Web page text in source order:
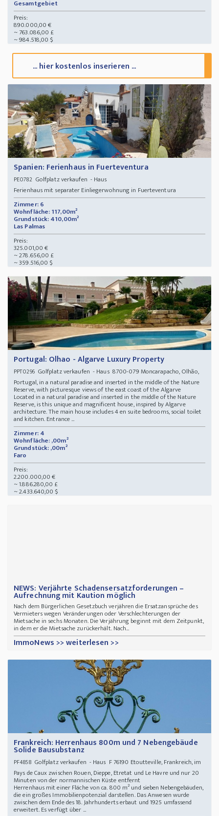
Gesamtgebiet
Preis:
890.000,00 €
~ 763.086,00 £
~ 984.518,00 $
... hier kostenlos inserieren ...
Spanien: Ferienhaus in Fuerteventura
PE0782Golfplatz verkaufen - Haus
Ferienhaus mit separater Einliegerwohnung in Fuerteventura
Zimmer: 6
Wohnfläche: 117,00m²
Grundstück: 410,00m²
Las Palmas
Preis:
325.001,00 €
~ 278.656,00 £
~ 359.516,00 $
Portugal: Olhao - Algarve Luxury Property
PPT0296Golfplatz verkaufen - Haus 8700-079 Moncarapacho, Olhão,
Portugal, in a natural paradise and inserted in the middle of the Nature
Reserve, with picturesque views of the east coast of the Algarve
Located in a natural paradise and inserted in the middle of the Nature
Reserve, is this unique and magnificent house, inspired by Algarve
architecture. The main house includes 4 en suite bedrooms, social toilet
and kitchen. Entrance ...
Zimmer: 4
Wohnfläche: ,00m²
Grundstück: ,00m²
Faro
Preis:
2.200.000,00 €
~ 1.886.280,00 £
~ 2.433.640,00 $
NEWS: Verjährte Schadensersatzforderungen –
Aufrechnung mit Kaution möglich
Nach dem Bürgerlichen Gesetzbuch verjähren die Ersatzansprüche des
Vermieters wegen Veränderungen oder Verschlechterungen der
Mietsache in sechs Monaten. Die Verjährung beginnt mit dem Zeitpunkt,
in dem er die Mietsache zurückerhält. Nach...
ImmoNews >> weiterlesen >>
Frankreich: Herrenhaus 800m und 7 Nebengebäude
Solide Bausubstanz
PF4858Golfplatz verkaufen - Haus F 76190 Etoutteville, Frankreich, im
Pays de Caux zwischen Rouen, Dieppe, Etretat und Le Havre und nur 20
Minuten von der normannischen Küste entfernt
Herrenhaus mit einer Fläche von ca. 800 m² und sieben Nebengebäuden,
die ein großes Immobilienpotenzial darstellen. Das Anwesen wurde
zwischen dem Ende des 18. Jahrhunderts erbaut und 1925 umfassend
erweitert. Es verfügt über ...